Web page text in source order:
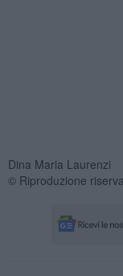
Dina Maria Laurenzi
© Riproduzione